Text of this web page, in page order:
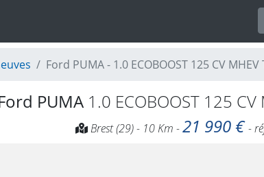
Ford PUMA - 1.0 ECOBOOST 125 CV MHEV
PUMA 1.0 ECOBOOST 125
Brest (29) - 10 Km -21 990 €-